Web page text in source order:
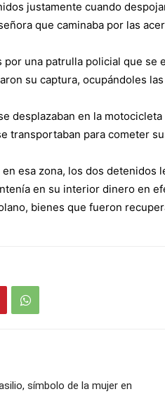
justamente cuando
que caminaba por las
por una patrulla policial que se
su captura, ocupándoles
desplazaban en la motocicleta
transportaban para cometer
esa zona, los dos detenidos
en su interior dinero en
bienes que fueron
símbolo de la mujer en